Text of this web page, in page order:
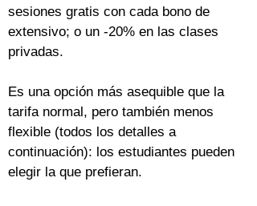
sesiones gratis con cada bono de
extensivo; o un -20% en las clases
privadas.
Es una opción más asequible que la
tarifa normal, pero también menos
flexible (todos los detalles a
continuación): los estudiantes pueden
elegir la que prefieran.